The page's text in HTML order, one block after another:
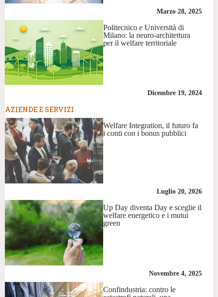
Marzo 28, 2025
Politecnico e Università di
Milano: la neuro-architettura
per il welfare territoriale
Dicembre 19, 2024
AZIENDE E SERVIZI
Welfare Integration, il futuro fa
i conti con i bonus pubblici
Luglio 20, 2026
Up Day diventa Day e sceglie il
welfare energetico e i mutui
green
Novembre 4, 2025
Confindustria: contro le